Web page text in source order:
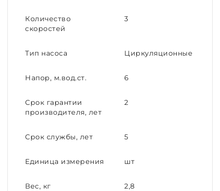
Количество
скоростей
3
Тип насоса Циркуляционные
Напор, м.вод.ст. 6
Срок гарантии
производителя, лет
2
Срок службы, лет 5
Единица измерения шт
Вес, кг 2,8